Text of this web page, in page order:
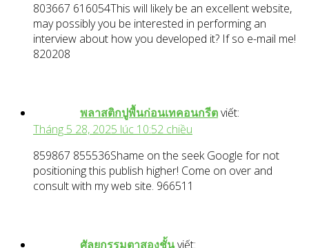
803667 616054This will likely be an excellent website,
may possibly you be interested in performing an
interview about how you developed it? If so e-mail me!
820208
พลาสติกปูพื้นก่อนเทคอนกรีตviết:
Tháng 5 28, 2025 lúc 10:52 chiều
859867 855536Shame on the seek Google for not
positioning this publish higher! Come on over and
consult with my web site. 966511
ศัลยกรรมตาสองชั้นviết: